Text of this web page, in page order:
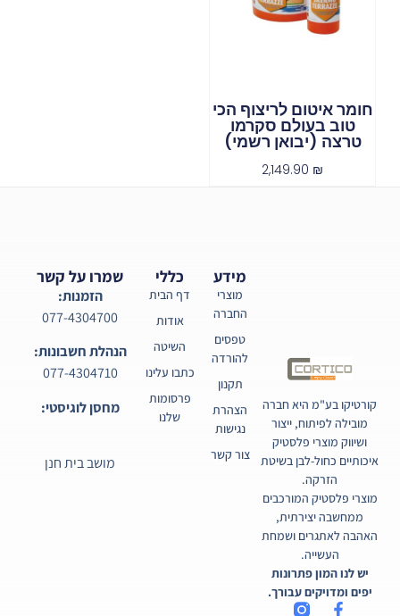
חומר איטום לריצוף הכי
טוב בעולם סקרמו
טרצה (יבואן רשמי)
2,149.90 ₪
קורטיקו בע"מ היא חברה
מובילה לפיתוח, ייצור
ושיווק מוצרי פלסטיק
איכותיים כחול-לבן בשיטת
הזרקה.
מוצרי פלסטיק המורכבים
ממחשבה יצירתית,
האהבה לאתגרים ושמחת
העשייה.
יש לנו המון פתרונות
יפים ומדויקים עבורך.
כללי
דף הבית
אודות
השיטה
כתבו עלינו
פרסומות
שלנו
מידע
מוצרי
החברה
טפסים
להורדה
תקנון
הצהרת
נגישות
צור קשר
שמרו על קשר
הזמנות:
077-4304700
הנהלת חשבונות:
077-4304710
מחסן לוגיסטי:
מושב בית חנן